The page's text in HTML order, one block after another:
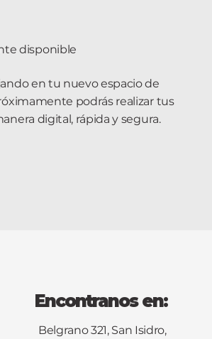
disponible
en tu nuevo espacio de
podrás realizar tus
digital, rápida y segura.
Encontranos en:
Belgrano 321, San Isidro,